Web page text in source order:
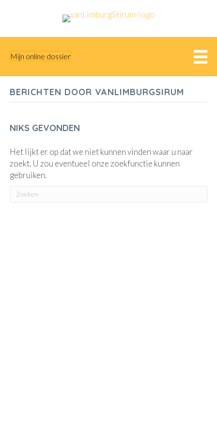
Mijn online dossier
BERICHTEN DOOR VANLIMBURGSIRUM
NIKS GEVONDEN
Het lijkt er op dat we niet kunnen vinden waar u naar
zoekt. U zou eventueel onze zoekfunctie kunnen
gebruiken.